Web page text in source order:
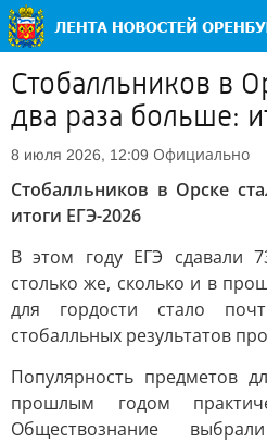
Стобалльников в
два раза больше:
8 июля 2026, 12:09 Официально
Стобалльников в Орске
итоги ЕГЭ-2026
В этом году ЕГЭ сдавали
столько же, сколько и в
для гордости стало
стобалльных результатов
Популярность предметов
прошлым годом
Обществознание